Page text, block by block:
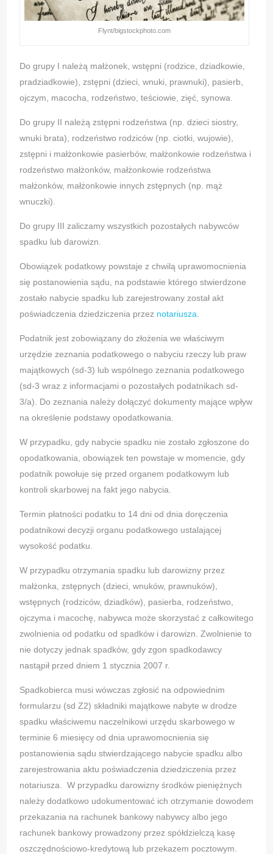
Flynt/bigstockphoto.com
Do grupy I należą małżonek, wstępni (rodzice, dziadkowie,
pradziadkowie), zstępni (dzieci, wnuki, prawnuki), pasierb,
ojczym, macocha, rodzeństwo, teściowie, zięć, synowa.
Do grupy II należą zstępni rodzeństwa (np. dzieci siostry,
wnuki brata), rodzeństwo rodziców (np. ciotki, wujowie),
zstępni i małżonkowie pasierbów, małżonkowie rodzeństwa i
rodzeństwo małżonków, małżonkowie rodzeństwa
małżonków, małżonkowie innych zstępnych (np. mąż
wnuczki).
Do grupy III zaliczamy wszystkich pozostałych nabywców
spadku lub darowizn.
Obowiązek podatkowy powstaje z chwilą uprawomocnienia
się postanowienia sądu, na podstawie którego stwierdzone
zostało nabycie spadku lub zarejestrowany został akt
poświadczenia dziedziczenia przez notariusza.
Podatnik jest zobowiązany do złożenia we właściwym
urzędzie zeznania podatkowego o nabyciu rzeczy lub praw
majątkowych (sd-3) lub wspólnego zeznania podatkowego
(sd-3 wraz z informacjami o pozostałych podatnikach sd-
3/a). Do zeznania należy dołączyć dokumenty mające wpływ
na określenie podstawy opodatkowania.
W przypadku, gdy nabycie spadku nie zostało zgłoszone do
opodatkowania, obowiązek ten powstaje w momencie, gdy
podatnik powołuje się przed organem podatkowym lub
kontroli skarbowej na fakt jego nabycia.
Termin płatności podatku to 14 dni od dnia doręczenia
podatnikowi decyzji organu podatkowego ustalającej
wysokość podatku.
W przypadku otrzymania spadku lub darowizny przez
małżonka, zstępnych (dzieci, wnuków, prawnuków),
wstępnych (rodziców, dziadków), pasierba, rodzeństwo,
ojczyma i macochę, nabywca może skorzystać z całkowitego
zwolnienia od podatku od spadków i darowizn. Zwolnienie to
nie dotyczy jednak spadków, gdy zgon spadkodawcy
nastąpił przed dniem 1 stycznia 2007 r.
Spadkobierca musi wówczas zgłosić na odpowiednim
formularzu (sd Z2) składniki majątkowe nabyte w drodze
spadku właściwemu naczelnikowi urzędu skarbowego w
terminie 6 miesięcy od dnia uprawomocnienia się
postanowienia sądu stwierdzającego nabycie spadku albo
zarejestrowania aktu poświadczenia dziedziczenia przez
notariusza. W przypadku darowizny środków pieniężnych
należy dodatkowo udokumentować ich otrzymanie dowodem
przekazania na rachunek bankowy nabywcy albo jego
rachunek bankowy prowadzony przez spółdzielczą kasę
oszczędnościowo-kredytową lub przekazem pocztowym.